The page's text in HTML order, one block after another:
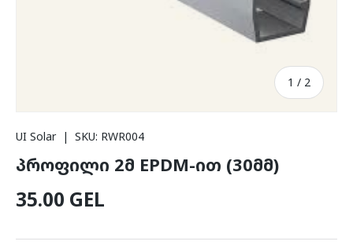
1 / /2
UI Solar| SKU: RWR004
პროფილი 2მ EPDM-ით (30მმ)
ჩვეულებრივი ფასი
35.00 GEL